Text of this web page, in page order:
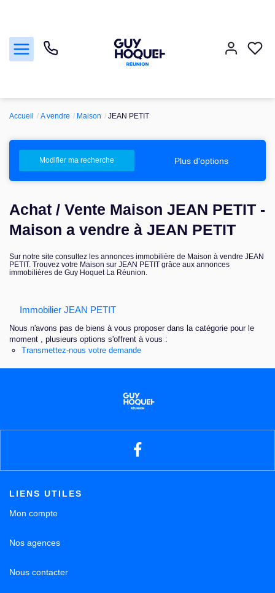
Vendre
Faire gérer
Nos agences
Accueil A vendre Maison JEAN PETIT
Modifier ma recherche Plus d'options
Achat / Vente Maison JEAN PETIT -
Maison a vendre à JEAN PETIT
Sur notre site consultez les annonces immobilière de Maison à vendre JEAN
PETIT. Trouvez votre Maison sur JEAN PETIT grâce aux annonces
immobilières de Guy Hoquet La Réunion.
Immobilier JEAN PETIT
Nous n'avons pas de biens à vous proposer dans la catégorie pour le
moment , plusieurs options s'offrent à vous :
Transmettez-nous votre demande
LIENS UTILES
Mon compte
Nos agences
Nous contacter